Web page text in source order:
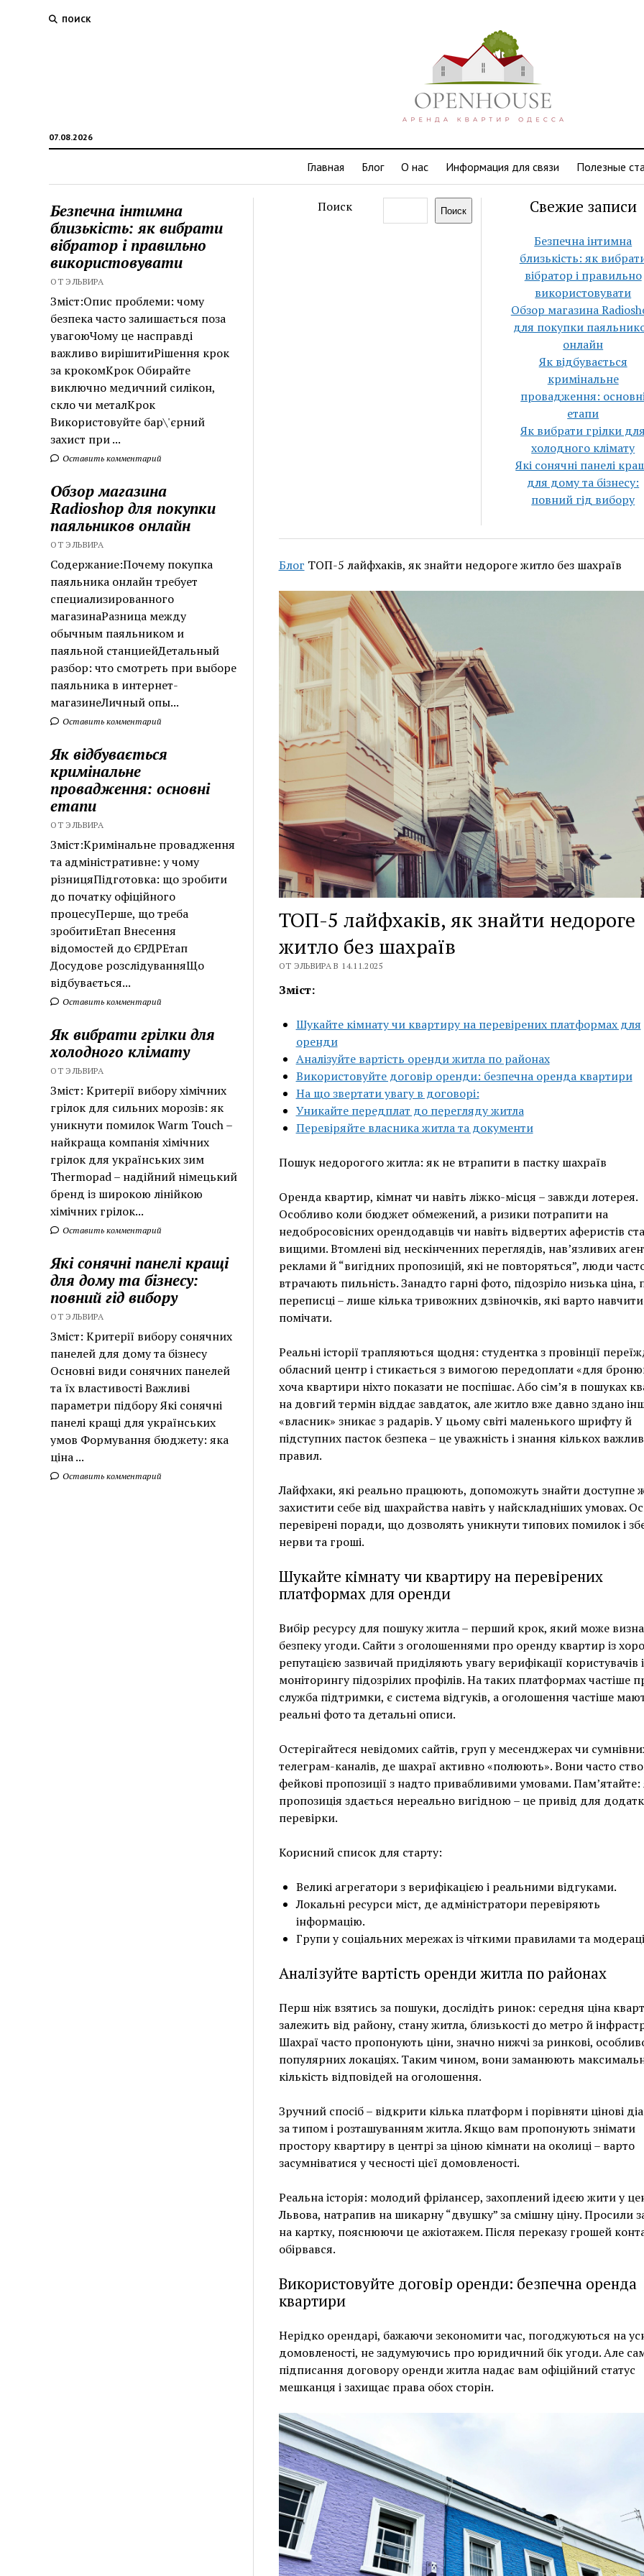
ПОИСК
07.08.2026
Главная Блог О нас Информация для связи Полезные
Безпечна інтимна
близькість: як вибрати
вібратор і правильно
використовувати
ОТ ЭЛЬВИРА
Зміст:Опис проблеми: чому
безпека часто залишається поза
увагоюЧому це насправді
важливо вирішитиРішення крок
за крокомКрок Обирайте
виключно медичний силікон,
скло чи металКрок
Використовуйте бар\'єрний
захист при ...
Оставить комментарий
Обзор магазина
Radioshop для покупки
паяльников онлайн
ОТ ЭЛЬВИРА
Содержание:Почему покупка
паяльника онлайн требует
специализированного
магазинаРазница между
обычным паяльником и
паяльной станциейДетальный
разбор: что смотреть при выборе
паяльника в интернет-
магазинеЛичный опы...
Оставить комментарий
Як відбувається
кримінальне
провадження: основні
етапи
ОТ ЭЛЬВИРА
Зміст:Кримінальне провадження
та адміністративне: у чому
різницяПідготовка: що зробити
до початку офіційного
процесуПерше, що треба
зробитиЕтап Внесення
відомостей до ЄРДРЕтап
Досудове розслідуванняЩо
відбувається...
Оставить комментарий
Як вибрати грілки для
холодного клімату
ОТ ЭЛЬВИРА
Зміст: Критерії вибору хімічних
грілок для сильних морозів: як
уникнути помилок Warm Touch –
найкраща компанія хімічних
грілок для українських зим
Thermopad – надійний німецький
бренд із широкою лінійкою
хімічних грілок...
Оставить комментарий
Які сонячні панелі кращі
для дому та бізнесу:
повний гід вибору
ОТ ЭЛЬВИРА
Зміст: Критерії вибору сонячних
панелей для дому та бізнесу
Основні види сонячних панелей
та їх властивості Важливі
параметри підбору Які сонячні
панелі кращі для українських
умов Формування бюджету: яка
ціна ...
Оставить комментарий
Поиск Поиск Свежие записи
Безпечна інтимна
близькість: як
вібратор і правильно
використовувати
Обзор магазина
для покупки
онлайн
Як відбувається
кримінальне
провадження:
етапи
Як вибрати грілки для
холодного клімату
Які сонячні панелі
для дому та бізнесу:
повний гід вибору
Блог ТОП-5 лайфхаків, як знайти недороге житло без шахраїв
ТОП-5 лайфхаків, як знайти недороге
житло без шахраїв
ОТ ЭЛЬВИРА В 14.11.2025
Зміст:
Шукайте кімнату чи квартиру на перевірених платформах для
оренди
Аналізуйте вартість оренди житла по районах
Використовуйте договір оренди: безпечна оренда квартири
На що звертати увагу в договорі:
Уникайте передплат до перегляду житла
Перевіряйте власника житла та документи
Пошук недорогого житла: як не втрапити в пастку шахраїв
Оренда квартир, кімнат чи навіть ліжко-місця – завжди лотерея.
Особливо коли бюджет обмежений, а ризики потрапити на
недобросовісних орендодавців чи навіть відвертих аферистів
вищими. Втомлені від нескінченних переглядів, нав’язливих
реклами й “вигідних пропозицій, які не повторяться”, люди
втрачають пильність. Занадто гарні фото, підозріло низька ціна,
переписці – лише кілька тривожних дзвіночків, які варто
помічати.
Реальні історії трапляються щодня: студентка з провінції
обласний центр і стикається з вимогою передоплати «для
хоча квартири ніхто показати не поспішає. Або сім’я в пошуках
на довгий термін віддає завдаток, але житло вже давно здано
«власник» зникає з радарів. У цьому світі маленького шрифту й
підступних пасток безпека – це уважність і знання кількох
правил.
Лайфхаки, які реально працюють, допоможуть знайти доступне
захистити себе від шахрайства навіть у найскладніших умовах.
перевірені поради, що дозволять уникнути типових помилок і
нерви та гроші.
Шукайте кімнату чи квартиру на перевірених
платформах для оренди
Вибір ресурсу для пошуку житла – перший крок, який може
безпеку угоди. Сайти з оголошеннями про оренду квартир із
репутацією зазвичай приділяють увагу верифікації користувачів і
моніторингу підозрілих профілів. На таких платформах частіше
служба підтримки, є система відгуків, а оголошення частіше
реальні фото та детальні описи.
Остерігайтеся невідомих сайтів, груп у месенджерах чи
телеграм-каналів, де шахраї активно «полюють». Вони часто
фейкові пропозиції з надто привабливими умовами.
пропозиція здається нереально вигідною – це привід для
перевірки.
Корисний список для старту:
Великі агрегатори з верифікацією і реальними відгуками.
Локальні ресурси міст, де адміністратори перевіряють
інформацію.
Групи у соціальних мережах із чіткими правилами та
Аналізуйте вартість оренди житла по районах
Перш ніж взятись за пошуки, дослідіть ринок: середня ціна
залежить від району, стану житла, близькості до метро й
Шахраї часто пропонують ціни, значно нижчі за ринкові,
популярних локаціях. Таким чином, вони заманюють
кількість відповідей на оголошення.
Зручний спосіб – відкрити кілька платформ і порівняти цінові
за типом і розташуванням житла. Якщо вам пропонують знімати
простору квартиру в центрі за ціною кімнати на околиці – варто
засумніватися у чесності цієї домовленості.
Реальна історія: молодий фрілансер, захоплений ідеєю жити у
Львова, натрапив на шикарну “двушку” за смішну ціну. Просили
на картку, пояснюючи це ажіотажем. Після переказу грошей
обірвався.
Використовуйте договір оренди: безпечна оренда
квартири
Нерідко орендарі, бажаючи зекономити час, погоджуються на
домовленості, не задумуючись про юридичний бік угоди. Але
підписання договору оренди житла надає вам офіційний статус
мешканця і захищає права обох сторін.